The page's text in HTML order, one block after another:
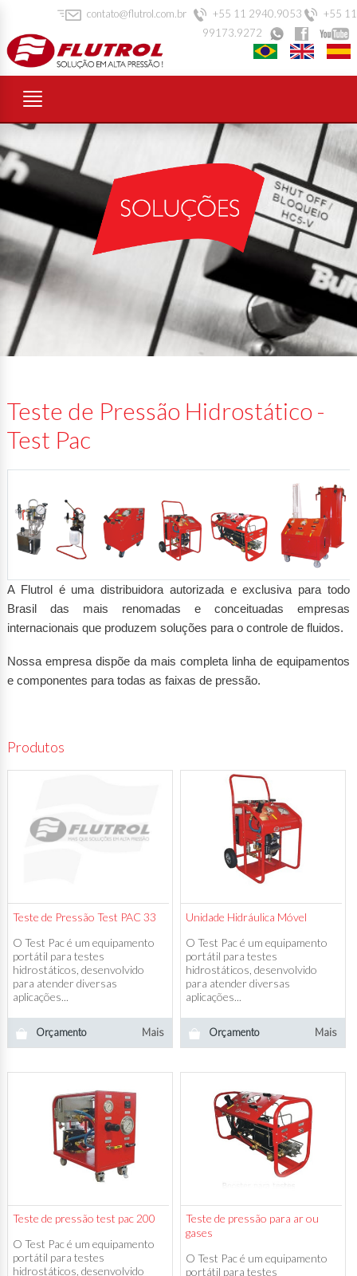
contato@flutrol.com.br +55 11 2940.9053
+55 11
99173.9272
Teste de Pressão Hidrostático -
Test Pac
A Flutrol é uma distribuidora autorizada e exclusiva para todo
Brasil das mais renomadas e conceituadas empresas
internacionais que produzem soluções para o controle de fluidos.
Nossa empresa dispõe da mais completa linha de equipamentos
e componentes para todas as faixas de pressão.
Produtos
Teste de Pressão Test PAC 33
O Test Pac é um equipamento
portátil para testes
hidrostáticos, desenvolvido
para atender diversas
aplicações...
Orçamento Mais
Unidade Hidráulica Móvel
O Test Pac é um equipamento
portátil para testes
hidrostáticos, desenvolvido
para atender diversas
aplicações...
Orçamento Mais
Teste de pressão test pac 200
O Test Pac é um equipamento
portátil para testes
hidrostáticos, desenvolvido
Teste de pressão para ar ou
gases
O Test Pac é um equipamento
portátil para testes